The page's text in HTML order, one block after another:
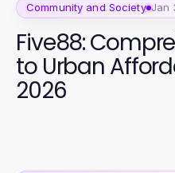
Community and Society Jan
Five88:
to Urban
2026